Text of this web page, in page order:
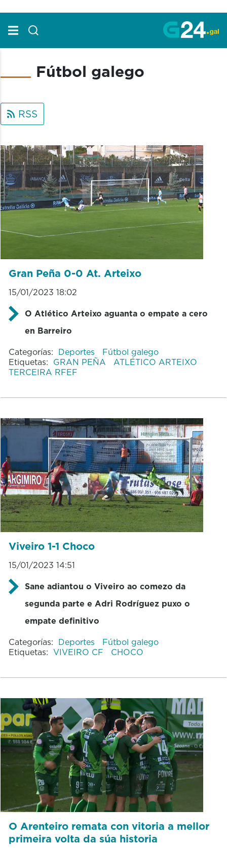
Fútbol galego
RSS
Gran Peña 0-0 At. Arteixo
15/01/2023 18:02
O Atlético Arteixo aguanta o empate a cero
en Barreiro
Categorías: Deportes
Fútbol galego
Etiquetas: GRAN PEÑA
ATLÉTICO ARTEIXO
TERCEIRA RFEF
Viveiro 1-1 Choco
15/01/2023 14:51
Sane adiantou o Viveiro ao comezo da
segunda parte e Adri Rodríguez puxo o
empate definitivo
Categorías: Deportes
Fútbol galego
Etiquetas: VIVEIRO CF CHOCO
O Arenteiro remata con vitoria a mellor
primeira volta da súa historia